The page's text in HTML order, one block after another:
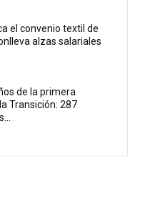
el convenio textil de
alzas salariales
de la primera
Transición: 287